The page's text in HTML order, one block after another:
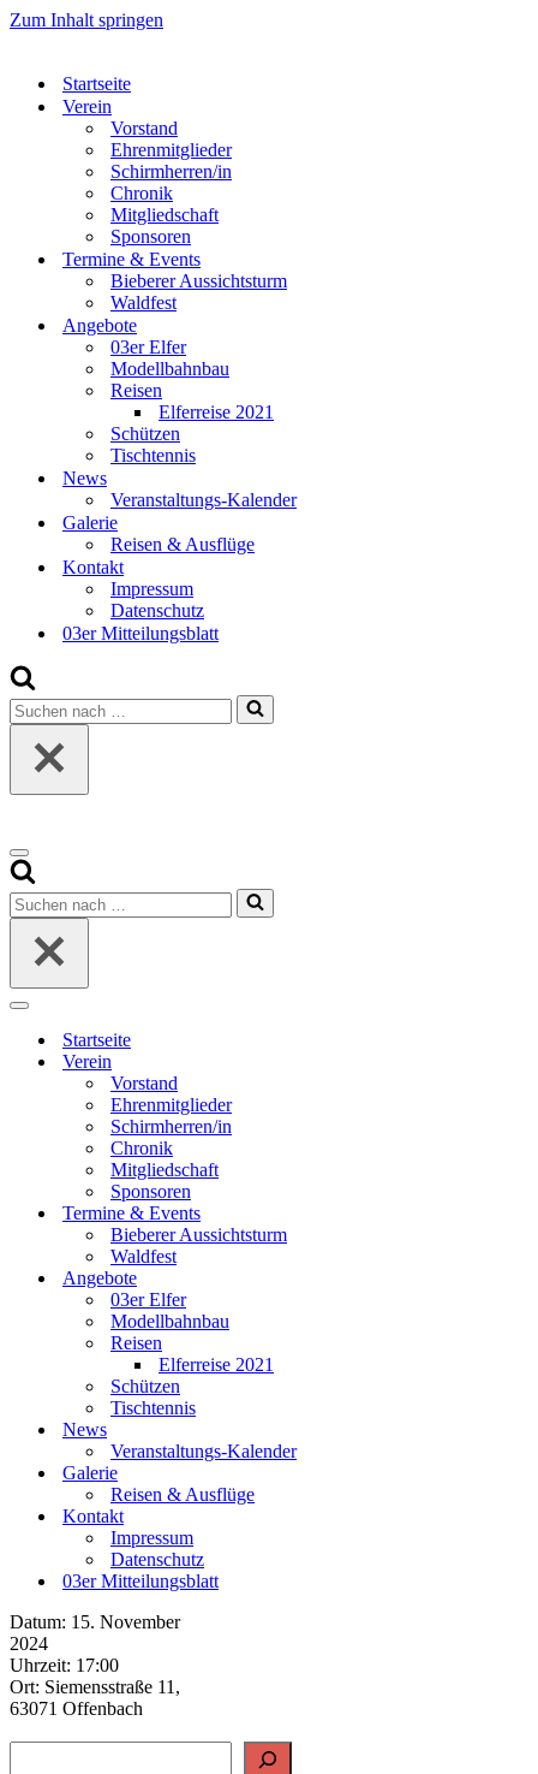
Zum Inhalt springen
Startseite
Verein
Vorstand
Ehrenmitglieder
Schirmherren/in
Chronik
Mitgliedschaft
Sponsoren
Termine & Events
Bieberer Aussichtsturm
Waldfest
Angebote
03er Elfer
Modellbahnbau
Reisen
Elferreise 2021
Schützen
Tischtennis
News
Veranstaltungs-Kalender
Galerie
Reisen & Ausflüge
Kontakt
Impressum
Datenschutz
03er Mitteilungsblatt
Suchen
nach …
Navigationsmenü
Suchen
nach …
Navigationsmenü
Startseite
Verein
Vorstand
Ehrenmitglieder
Schirmherren/in
Chronik
Mitgliedschaft
Sponsoren
Termine & Events
Bieberer Aussichtsturm
Waldfest
Angebote
03er Elfer
Modellbahnbau
Reisen
Elferreise 2021
Schützen
Tischtennis
News
Veranstaltungs-Kalender
Galerie
Reisen & Ausflüge
Kontakt
Impressum
Datenschutz
03er Mitteilungsblatt
Datum: 15. November
2024
Uhrzeit: 17:00
Ort: Siemensstraße 11,
63071 Offenbach